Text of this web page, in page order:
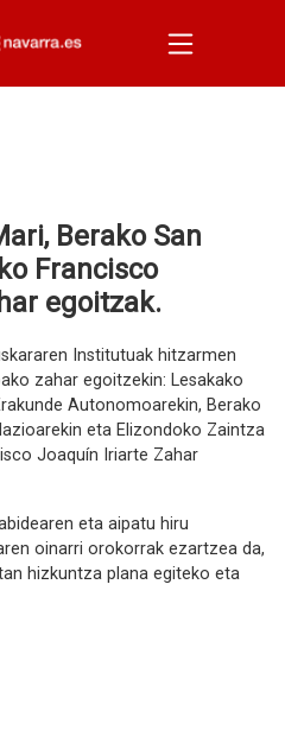
Menu
Berako San
Francisco
egoitzak.
Institutuak hitzarmen
zahar egoitzekin: Lesakako
Autonomoarekin, Berako
eta Elizondoko Zaintza
Joaquín Iriarte Zahar
eta aipatu hiru
oinarri orokorrak ezartzea da,
hizkuntza plana egiteko eta